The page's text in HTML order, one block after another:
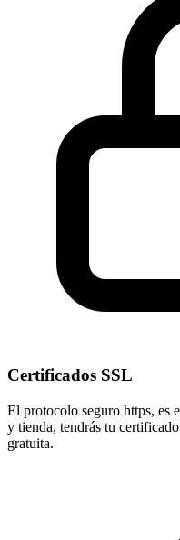
Certificados SSL
El protocolo seguro https, es
y tienda, tendrás tu
gratuita.